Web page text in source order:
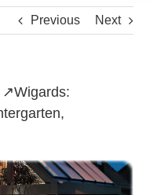
Previous Next
↗️Wigards: